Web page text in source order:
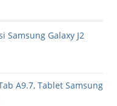
Samsung Galaxy J2
A9.7, Tablet Samsung